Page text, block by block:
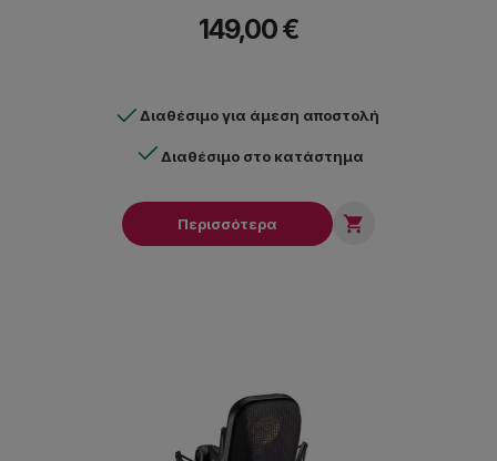
149,00 €
Διαθέσιμο για άμεση αποστολή
Διαθέσιμο στο κατάστημα
Περισσότερα 